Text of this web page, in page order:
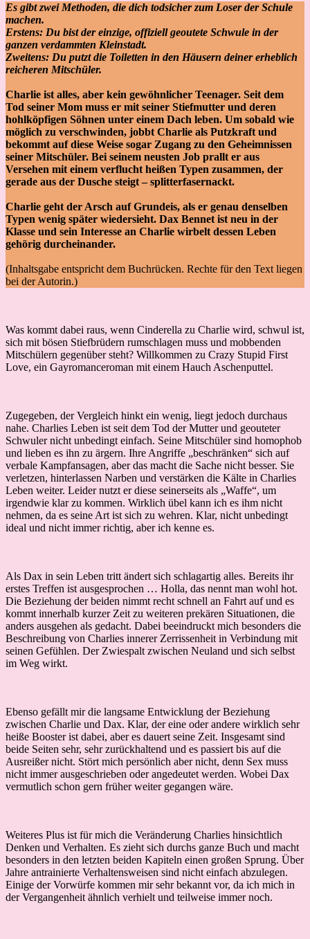
Es gibt zwei Methoden, die dich todsicher zum Loser der Schule
machen.
Erstens: Du bist der einzige, offiziell geoutete Schwule in der
ganzen verdammten Kleinstadt.
Zweitens: Du putzt die Toiletten in den Häusern deiner erheblich
reicheren Mitschüler.
Charlie ist alles, aber kein gewöhnlicher Teenager. Seit dem
Tod seiner Mom muss er mit seiner Stiefmutter und deren
hohlköpfigen Söhnen unter einem Dach leben. Um sobald wie
möglich zu verschwinden, jobbt Charlie als Putzkraft und
bekommt auf diese Weise sogar Zugang zu den Geheimnissen
seiner Mitschüler. Bei seinem neusten Job prallt er aus
Versehen mit einem verflucht heißen Typen zusammen, der
gerade aus der Dusche steigt – splitterfasernackt.
Charlie geht der Arsch auf Grundeis, als er genau denselben
Typen wenig später wiedersieht. Dax Bennet ist neu in der
Klasse und sein Interesse an Charlie wirbelt dessen Leben
gehörig durcheinander.
(Inhaltsgabe entspricht dem Buchrücken. Rechte für den Text liegen
bei der Autorin.)
Was kommt dabei raus, wenn Cinderella zu Charlie wird, schwul ist,
sich mit bösen Stiefbrüdern rumschlagen muss und mobbenden
Mitschülern gegenüber steht? Willkommen zu Crazy Stupid First
Love, ein Gayromanceroman mit einem Hauch Aschenputtel.
Zugegeben, der Vergleich hinkt ein wenig, liegt jedoch durchaus
nahe. Charlies Leben ist seit dem Tod der Mutter und geouteter
Schwuler nicht unbedingt einfach. Seine Mitschüler sind homophob
und lieben es ihn zu ärgern. Ihre Angriffe „beschränken“ sich auf
verbale Kampfansagen, aber das macht die Sache nicht besser. Sie
verletzen, hinterlassen Narben und verstärken die Kälte in Charlies
Leben weiter. Leider nutzt er diese seinerseits als „Waffe“, um
irgendwie klar zu kommen. Wirklich übel kann ich es ihm nicht
nehmen, da es seine Art ist sich zu wehren. Klar, nicht unbedingt
ideal und nicht immer richtig, aber ich kenne es.
Als Dax in sein Leben tritt ändert sich schlagartig alles. Bereits ihr
erstes Treffen ist ausgesprochen … Holla, das nennt man wohl hot.
Die Beziehung der beiden nimmt recht schnell an Fahrt auf und es
kommt innerhalb kurzer Zeit zu weiteren prekären Situationen, die
anders ausgehen als gedacht. Dabei beeindruckt mich besonders die
Beschreibung von Charlies innerer Zerrissenheit in Verbindung mit
seinen Gefühlen. Der Zwiespalt zwischen Neuland und sich selbst
im Weg wirkt.
Ebenso gefällt mir die langsame Entwicklung der Beziehung
zwischen Charlie und Dax. Klar, der eine oder andere wirklich sehr
heiße Booster ist dabei, aber es dauert seine Zeit. Insgesamt sind
beide Seiten sehr, sehr zurückhaltend und es passiert bis auf die
Ausreißer nicht. Stört mich persönlich aber nicht, denn Sex muss
nicht immer ausgeschrieben oder angedeutet werden. Wobei Dax
vermutlich schon gern früher weiter gegangen wäre.
Weiteres Plus ist für mich die Veränderung Charlies hinsichtlich
Denken und Verhalten. Es zieht sich durchs ganze Buch und macht
besonders in den letzten beiden Kapiteln einen großen Sprung. Über
Jahre antrainierte Verhaltensweisen sind nicht einfach abzulegen.
Einige der Vorwürfe kommen mir sehr bekannt vor, da ich mich in
der Vergangenheit ähnlich verhielt und teilweise immer noch.